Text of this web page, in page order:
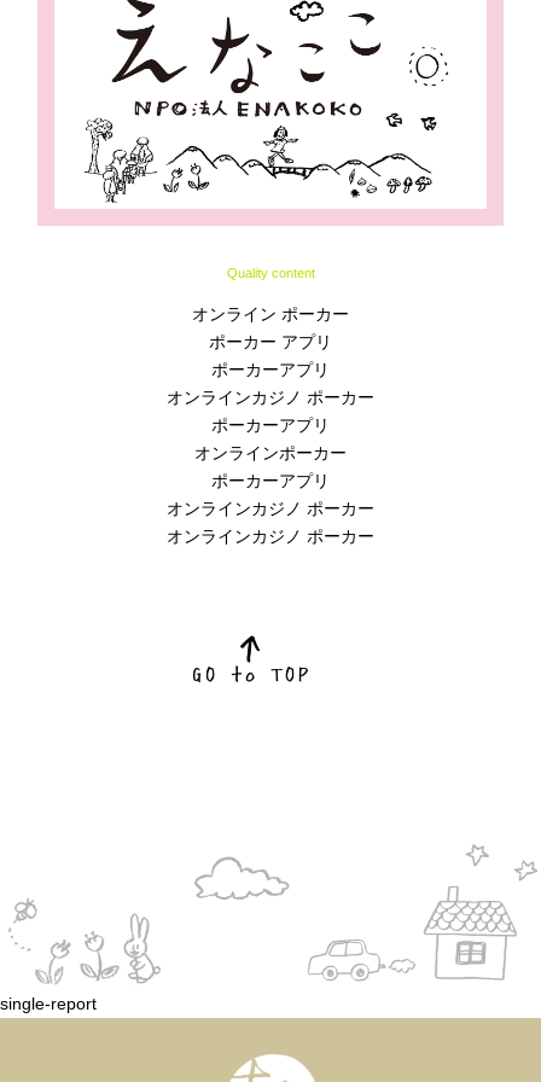
Quality content
オンライン ポーカー
ポーカー アプリ
ポーカーアプリ
オンラインカジノ ポーカー
ポーカーアプリ
オンラインポーカー
ポーカーアプリ
オンラインカジノ ポーカー
オンラインカジノ ポーカー
single-report